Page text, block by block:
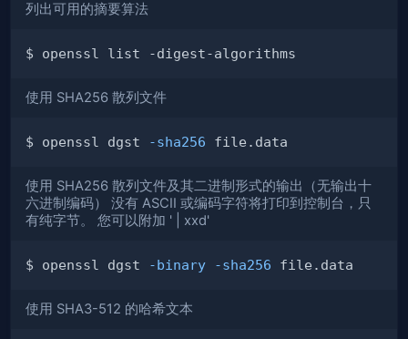
列出可用的摘要算法
使用 SHA256 散列文件
$ openssl dgst -sha256
使用 SHA256 散列文件及其二进制形式的输出（无输出十
六进制编码） 没有 ASCII 或编码字符将打印到控制台，只
有纯字节。 您可以附加 ' | xxd'
$ openssl dgst -binary -sha256
使用 SHA3-512 的哈希文本